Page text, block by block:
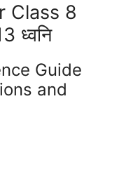
Class 8
ध्वनि
Guide
and